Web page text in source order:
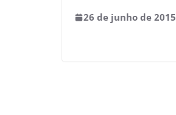
26 de junho de 2015